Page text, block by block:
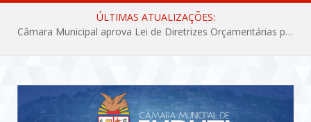
ÚLTIMAS ATUALIZAÇÕES:
Câmara Municipal aprova Lei de Diretrizes Orçamentárias para o exercício financeiro de 2027